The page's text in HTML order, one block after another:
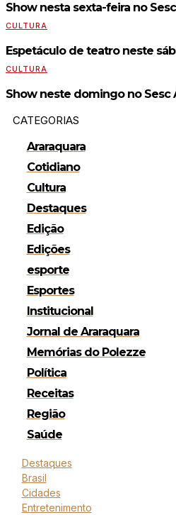
Show nesta sexta-feira no
CULTURA
Espetáculo de teatro neste
CULTURA
Show neste domingo no Sesc
CATEGORIAS
Araraquara
Cotidiano
Cultura
Destaques
Edição
Edições
esporte
Esportes
Institucional
Jornal de Araraquara
Memórias do Polezze
Política
Receitas
Região
Saúde
Destaques
Brasil
Cidades
Entretenimento